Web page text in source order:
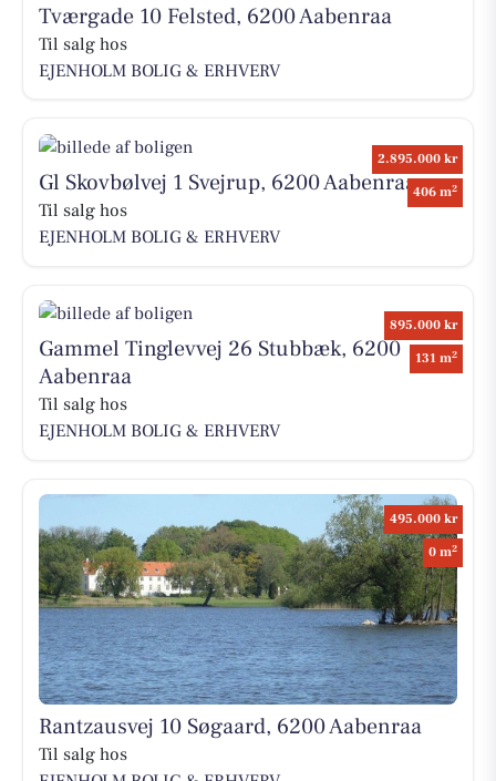
Tværgade 10 Felsted, 6200 Aabenraa
Til salg hos
EJENHOLM BOLIG & ERHVERV
2.895.000 kr
406 m2
Gl Skovbølvej 1 Svejrup, 6200 Aabenraa
Til salg hos
EJENHOLM BOLIG & ERHVERV
895.000 kr
131 m2
Gammel Tinglevvej 26 Stubbæk, 6200
Aabenraa
Til salg hos
EJENHOLM BOLIG & ERHVERV
495.000 kr
0 m2
Rantzausvej 10 Søgaard, 6200 Aabenraa
Til salg hos